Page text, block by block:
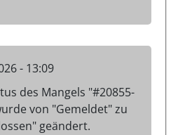
- 13:09
des Mangels "#20855-
von "Gemeldet" zu
geändert.